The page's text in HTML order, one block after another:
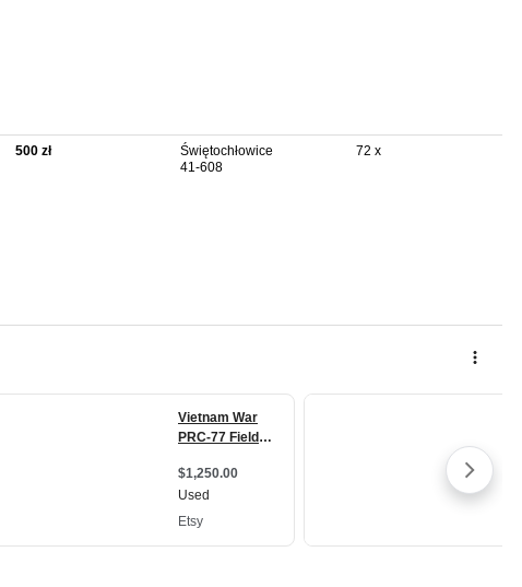
500 zł
Świętochłowice
41-608
72 x